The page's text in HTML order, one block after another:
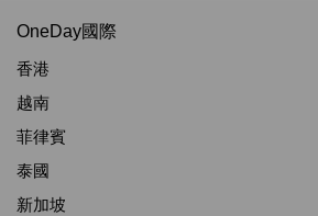
OneDay國際
香港
越南
菲律賓
泰國
新加坡